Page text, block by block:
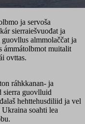
ja servoša
sierraiešvuođat ja
almmolaččat ja
ámmátolbmot muitalit
ovttas.
ráhkkanan- ja
sierra guovlluid
hehttehusdiliid ja vel
soahti lea